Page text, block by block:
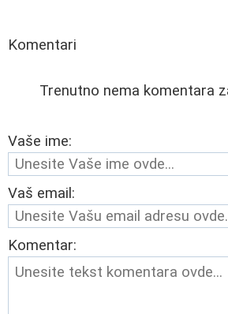
Komentari
Trenutno nema komentara
Vaše ime:
Vaš email:
Komentar: